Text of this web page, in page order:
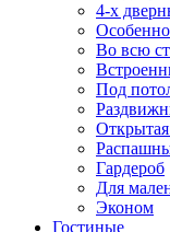
4-х
Во всю
Под
Гардероб
Для
Эконом
Гостиные